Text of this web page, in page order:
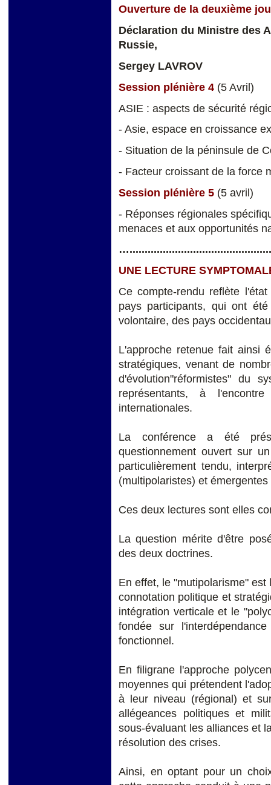
Ouverture de la deuxième
Déclaration du Ministre des
Russie,
Sergey LAVROV
Session plénière 4 (5 Avril)
ASIE : aspects de sécurité
- Asie, espace en croissance
- Situation de la péninsule de
- Facteur croissant de la force
Session plénière 5 (5 avril)
- Réponses régionales
menaces et aux opportunités
UNE LECTURE
Ce compte-rendu reflète
pays participants, qui ont
volontaire, des pays
L'approche retenue fait ainsi
stratégiques, venant de
d'évolution"réformistes" du
représentants, à
internationales.
La conférence a été
questionnement ouvert sur
particulièrement tendu,
(multipolaristes) et
Ces deux lectures sont elles
La question mérite d'être
des deux doctrines.
En effet, le "mutipolarisme"
connotation politique et
intégration verticale et le
fondée sur
fonctionnel.
En filigrane l'approche
moyennes qui prétendent
à leur niveau (régional) et
allégeances politiques et
sous-évaluant les alliances et
résolution des crises.
Ainsi, en optant pour un